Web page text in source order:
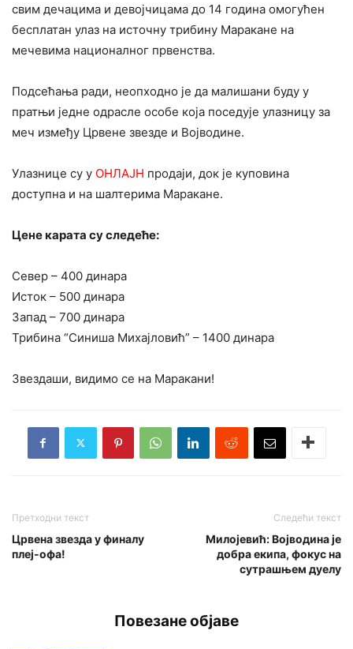
свим дечацима и девојчицама до 14 година омогућен
бесплатан улаз на источну трибину Маракане на
мечевима националног првенства.
Подсећања ради, неопходно је да малишани буду у
пратњи једне одрасле особе која поседује улазницу за
меч између Црвене звезде и Војводине.
Улазнице су у ОНЛАЈН продаји, док је куповина
доступна и на шалтерима Маракане.
Цене карата су следеће:
Север – 400 динара
Исток – 500 динара
Запад – 700 динара
Трибина “Синиша Михајловић” – 1400 динара
Звездаши, видимо се на Маракани!
Претходни текст
Црвена звезда у финалу
плеј-офа!
Следећи текст
Милојевић: Војводина је
добра екипа, фокус на
сутрашњем дуелу
Повезане објаве